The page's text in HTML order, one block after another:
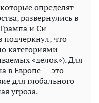
определят
развернулись в
и Си
что
категориями
«делок»). Для
в Европе — это
для глобального
угроза.